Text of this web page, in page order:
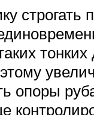
строгать
тонких
опоры